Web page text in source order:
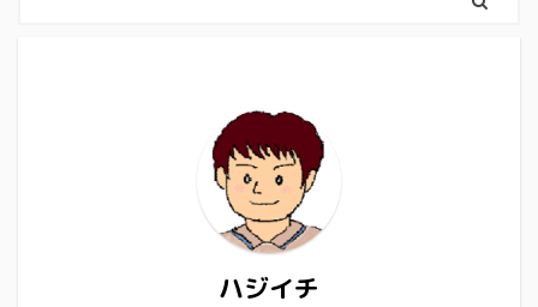
ハジイチ